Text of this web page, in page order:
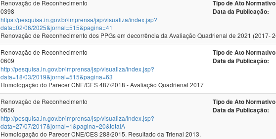
Renovação de Reconhecimento Tipo de Ato
0398 Data da Publicação:
https://pesquisa.in.gov.br/imprensa/jsp/visualiza/index.jsp?
data=02/06/2025&jornal=515&pagina=41
Renovação de Reconhecimento dos PPGs em decorrência da Avaliação Quadrienal de 2021 (2017-
Renovação de Reconhecimento Tipo de Ato
0609 Data da Publicação:
http://pesquisa.in.gov.br/imprensa/jsp/visualiza/index.jsp?
data=18/03/2019&jornal=515&pagina=63
Homologação do Parecer CNE/CES 487/2018 - Avaliação Quadrienal 2017
Renovação de Reconhecimento Tipo de Ato
0656 Data da Publicação:
http://pesquisa.in.gov.br/imprensa/jsp/visualiza/index.jsp?
data=27/07/2017&jornal=1&pagina=20&totalA
Homologação do Parecer CNE/CES 288/2015. Resultado da Trienal 2013.